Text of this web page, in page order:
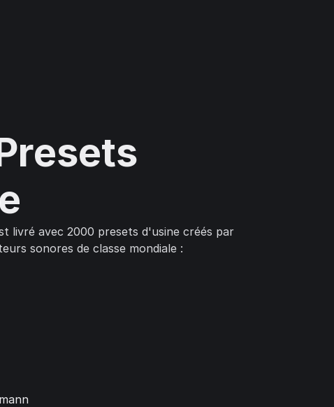
livré avec 2000 presets d'usine créés par
sonores de classe mondiale :